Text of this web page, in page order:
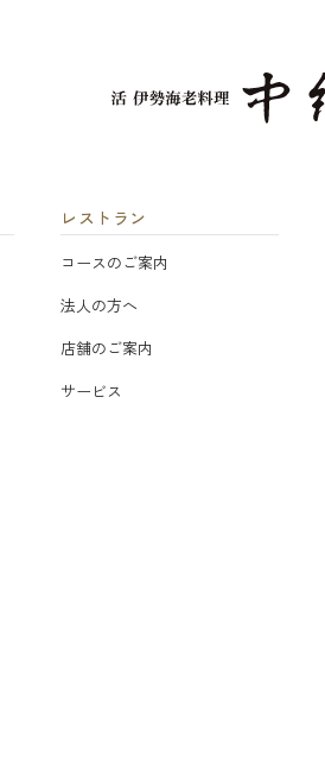
レストラン
コースのご案内
法人の方へ
店舗のご案内
サービス